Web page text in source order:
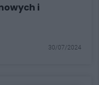
i
30/07/2024